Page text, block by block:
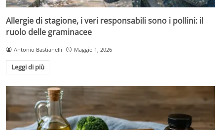
Allergie di stagione, i veri responsabili sono i pollini: il
ruolo delle graminacee
Antonio Bastianelli Maggio 1, 2026
Leggi di più